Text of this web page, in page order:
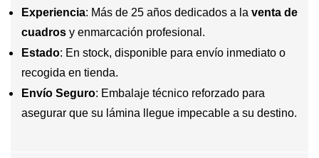
Experiencia: Más de 25 años dedicados a la venta de
cuadros y enmarcación profesional.
Estado: En stock, disponible para envío inmediato o
recogida en tienda.
Envío Seguro: Embalaje técnico reforzado para
asegurar que su lámina llegue impecable a su destino.